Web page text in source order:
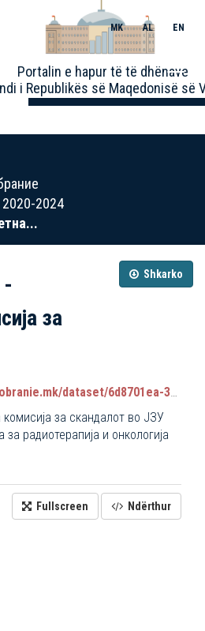
Portalin e hapur të të dhënave
i Republikës së Maqedonisë së
MK AL EN
Toggle
2024
Shkarko
-
за
639bc6dc1a8e/resource/64c18a52-f07a-41c2-843d-944049c22899/download/komisiski_sednici.json
за скандалот во ЈЗУ
радиотерапија и онкологија
Fullscreen Ndërthur